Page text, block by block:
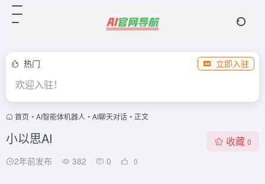
热门 立即入驻
欢迎入驻！
首页 • AI智能体机器人 • AI聊天对话 • 正文
小以思AI
2年前发布 382 0 0
收藏 0